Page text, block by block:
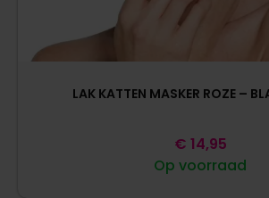
LAK KATTEN MASKER ROZE –
Op voorraad
€ 14,95